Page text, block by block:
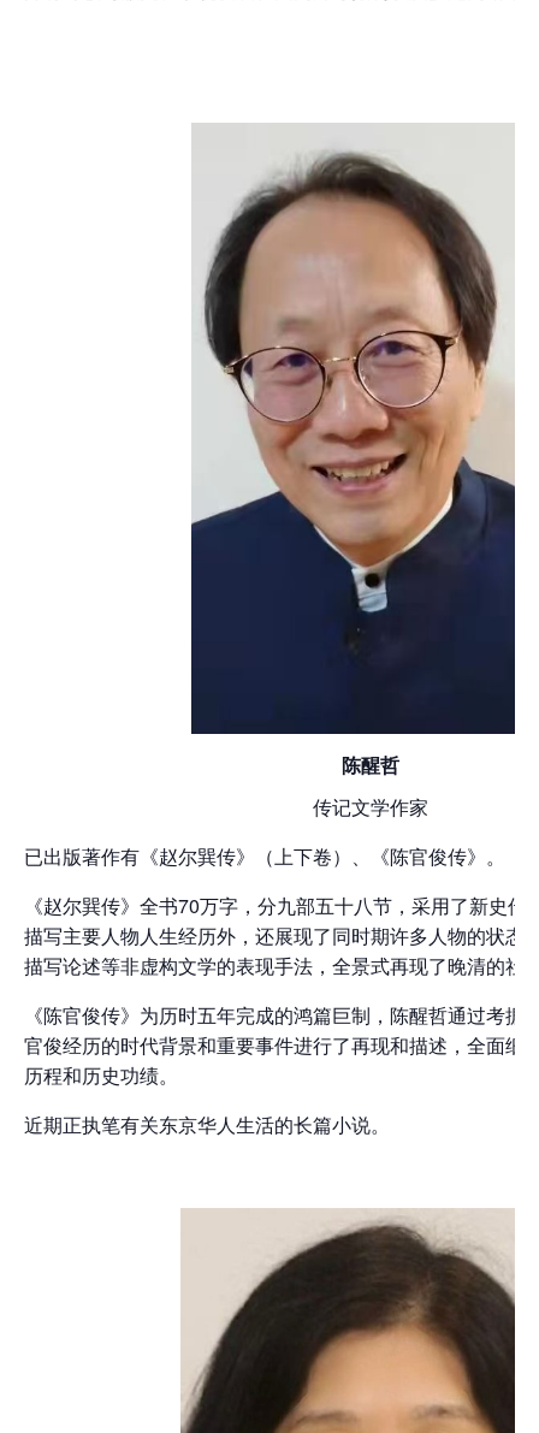
陈醒哲
传记文学作家
已出版著作有《赵尔巽传》（上下卷）、《陈官俊传》。
《赵尔巽传》全书70万字，分九部五十八节，采用了新史传
描写主要人物人生经历外，还展现了同时期许多人物的状态
描写论述等非虚构文学的表现手法，全景式再现了晚清的社
《陈官俊传》为历时五年完成的鸿篇巨制，陈醒哲通过考据
官俊经历的时代背景和重要事件进行了再现和描述，全面细
历程和历史功绩。
近期正执笔有关东京华人生活的长篇小说。